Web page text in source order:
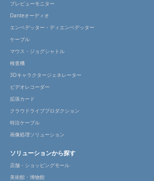
プレビューモニター
Danteオーディオ
エンベデッター・ディエンベデッター
ケーブル
マウス・ジョグシャトル
検査機
3Dキャラクタージェネレーター
ビデオレコーダー
拡張カード
クラウドライブプロダクション
特注ケーブル
画像処理ソリューション
ソリューションから探す
店舗・ショッピングモール
美術館・博物館